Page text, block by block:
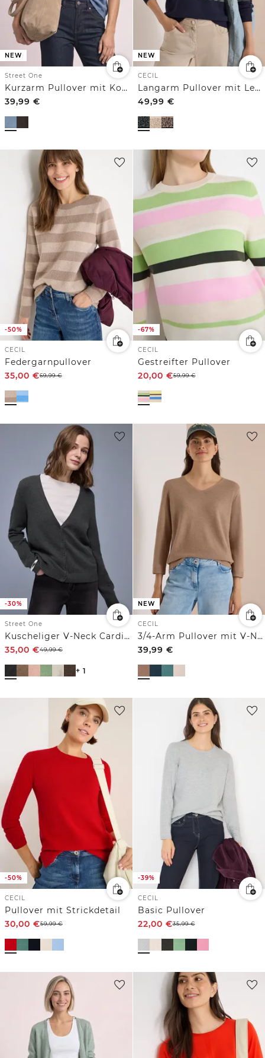
NEW
Street One
Kurzarm Pullover mit Kontrastdetail
39,99 €
NEW
CECIL
Langarm Pullover mit Leo-Jacquard-Muster
49,99 €
-50%
CECIL
Federgarnpullover
35,00 €69,99€
-67%
CECIL
Gestreifter Pullover
20,00 €59,99€
-30%
Street One
Kuscheliger V-Neck Cardigan
35,00 €49,99€
+ 1
NEW
CECIL
3/4-Arm Pullover mit V-Neck und Strukturfront
39,99 €
-50%
CECIL
Pullover mit Strickdetail
30,00 €59,99€
-39%
CECIL
Basic Pullover
22,00 €35,99€